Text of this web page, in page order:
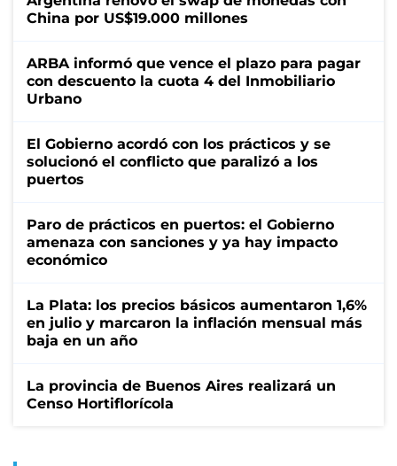
China por US$19.000 millones
ARBA informó que vence el plazo para pagar
con descuento la cuota 4 del Inmobiliario
Urbano
El Gobierno acordó con los prácticos y se
solucionó el conflicto que paralizó a los
puertos
Paro de prácticos en puertos: el Gobierno
amenaza con sanciones y ya hay impacto
económico
La Plata: los precios básicos aumentaron 1,6%
en julio y marcaron la inflación mensual más
baja en un año
La provincia de Buenos Aires realizará un
Censo Hortiflorícola